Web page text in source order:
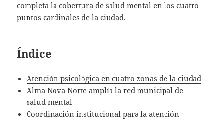
completa la cobertura de salud mental en los cuatro
puntos cardinales de la ciudad.
Índice
Atención psicológica en cuatro zonas de la ciudad
Alma Nova Norte amplía la red municipal de
salud mental
Coordinación institucional para la atención